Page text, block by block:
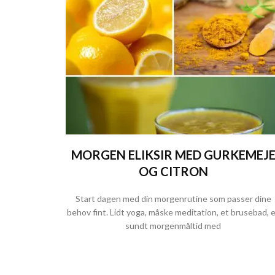
MORGEN ELIKSIR MED GURKEMEJE
OG CITRON
Start dagen med din morgenrutine som passer dine
behov fint. Lidt yoga, måske meditation, et brusebad,
sundt morgenmåltid med